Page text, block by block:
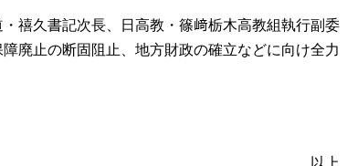
禧久書記次長、日高教・篠﨑栃木高教組執行副委
廃止の断固阻止、地方財政の確立などに向け全力
以上